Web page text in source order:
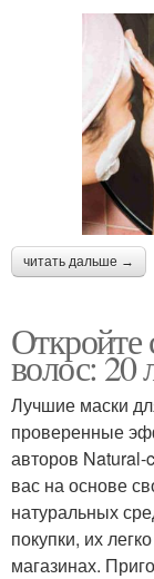
читать дальше →
Откройте
волос:
Лучшие маски
проверенные
авторов
вас на основе
натуральных
покупки, их
магазинах.